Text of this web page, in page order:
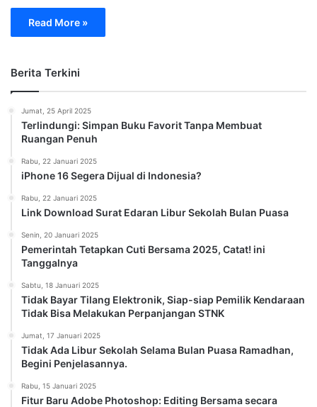
Read More »
Berita Terkini
Jumat, 25 April 2025
Terlindungi: Simpan Buku Favorit Tanpa Membuat
Ruangan Penuh
Rabu, 22 Januari 2025
iPhone 16 Segera Dijual di Indonesia?
Rabu, 22 Januari 2025
Link Download Surat Edaran Libur Sekolah Bulan Puasa
Senin, 20 Januari 2025
Pemerintah Tetapkan Cuti Bersama 2025, Catat! ini
Tanggalnya
Sabtu, 18 Januari 2025
Tidak Bayar Tilang Elektronik, Siap-siap Pemilik Kendaraan
Tidak Bisa Melakukan Perpanjangan STNK
Jumat, 17 Januari 2025
Tidak Ada Libur Sekolah Selama Bulan Puasa Ramadhan,
Begini Penjelasannya.
Rabu, 15 Januari 2025
Fitur Baru Adobe Photoshop: Editing Bersama secara